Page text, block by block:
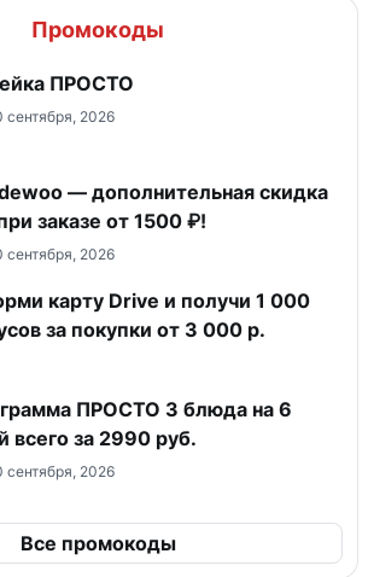
Промокоды
ПРОСТО
сентября, 2026
— дополнительная скидка
заказе от 1500 ₽!
сентября, 2026
карту Drive и получи 1 000
за покупки от 3 000 р.
ПРОСТО 3 блюда на 6
всего за 2990 руб.
сентября, 2026
Все промокоды